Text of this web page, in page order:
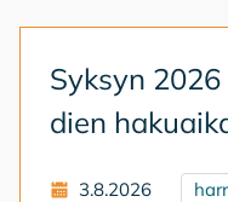
Syk­syn
dien
3.8.2026